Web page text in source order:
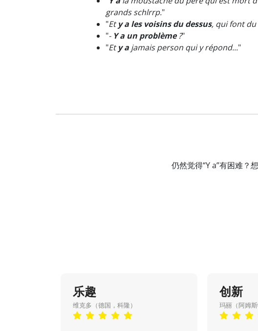
grands schlrrp."
"Ety a les voisins du dessus, qui font
"- Y a un problème?"
"Ety a jamais person qui y répond..."
仍然觉得“Y a”有困难？
乐趣
维克多（德国，科隆）
创新
玛丽（阿姆斯